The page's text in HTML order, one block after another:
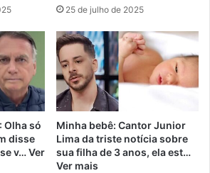
25 de julho de 2025
Olha só
disse
v… Ver
Minha bebê: Cantor Junior
Lima da triste notícia sobre
sua filha de 3 anos, ela est…
Ver mais